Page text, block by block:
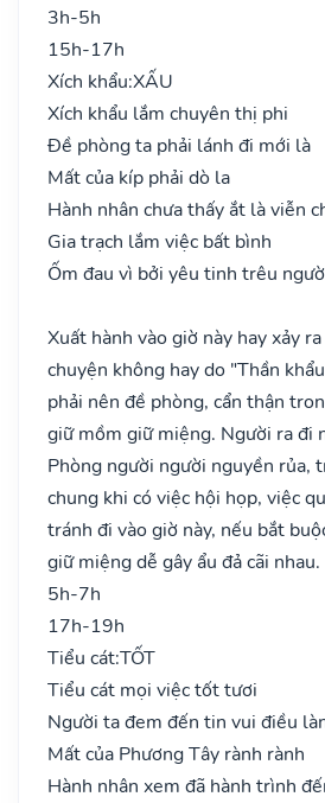
3h-5h
15h-17h
Xích khẩu:XẤU
Xích khẩu lắm chuyên thị phi
Đề phòng ta phải lánh đi mới là
Mất của kíp phải dò la
Hành nhân chưa thấy ắt là viễn
Gia trạch lắm việc bất bình
Ốm đau vì bởi yêu tinh trêu
Xuất hành vào giờ này hay xảy
chuyện không hay do "Thần
phải nên đề phòng, cẩn thận
giữ mồm giữ miệng. Người ra đi
Phòng người người nguyền rủa,
chung khi có việc hội họp, việc
tránh đi vào giờ này, nếu bắt
giữ miệng dễ gây ẩu đả cãi nhau.
5h-7h
17h-19h
Tiểu cát:TỐT
Tiểu cát mọi việc tốt tươi
Người ta đem đến tin vui điều
Mất của Phương Tây rành rành
Hành nhân xem đã hành trình